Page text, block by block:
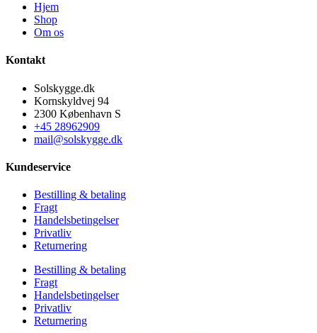
Hjem
Shop
Om os
Kontakt
Solskygge.dk
Kornskyldvej 94
2300 København S
+45 28962909
mail@solskygge.dk
Kundeservice
Bestilling & betaling
Fragt
Handelsbetingelser
Privatliv
Returnering
Bestilling & betaling
Fragt
Handelsbetingelser
Privatliv
Returnering